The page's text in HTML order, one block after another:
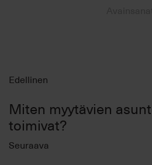
Edellinen
Miten myytävien
toimivat?
Seuraava